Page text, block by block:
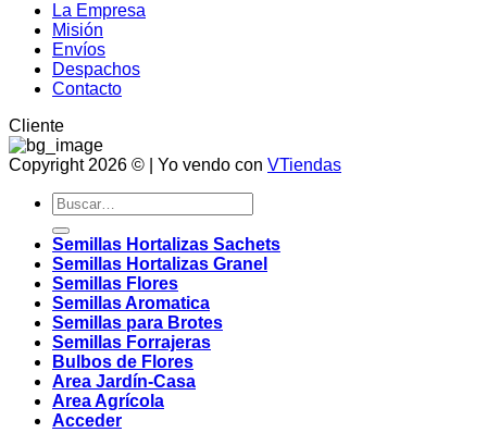
La Empresa
Misión
Envíos
Despachos
Contacto
Cliente
Copyright 2026 © | Yo vendo con VTiendas
Buscar
por:
Semillas Hortalizas Sachets
Semillas Hortalizas Granel
Semillas Flores
Semillas Aromatica
Semillas para Brotes
Semillas Forrajeras
Bulbos de Flores
Area Jardín-Casa
Area Agrícola
Acceder